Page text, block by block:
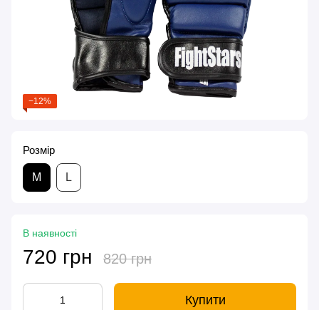
−12%
Розмір
M L
В наявності
720 грн 820 грн
Купити